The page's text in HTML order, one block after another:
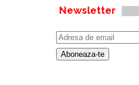
Newsletter